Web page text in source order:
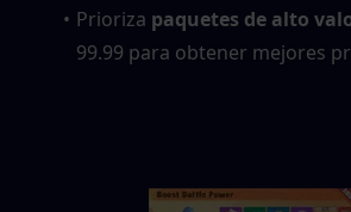
Prioriza paquetes de alto
99.99 para obtener mejores